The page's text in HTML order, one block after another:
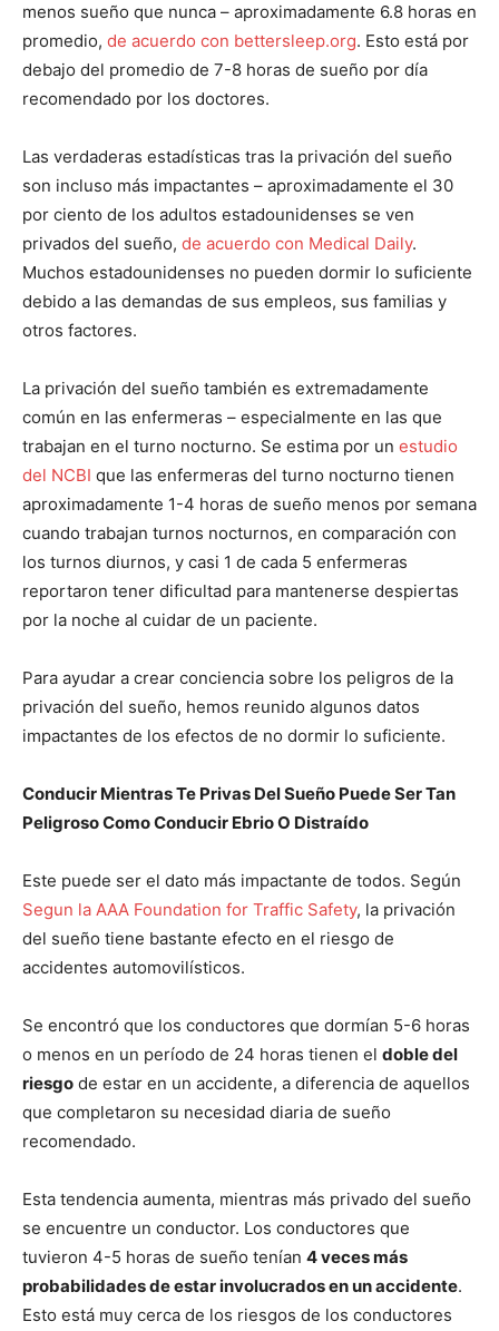
menos sueño que nunca – aproximadamente 6.8 horas en
promedio, de acuerdo con bettersleep.org. Esto está por
debajo del promedio de 7-8 horas de sueño por día
recomendado por los doctores.
Las verdaderas estadísticas tras la privación del sueño
son incluso más impactantes – aproximadamente el 30
por ciento de los adultos estadounidenses se ven
privados del sueño, de acuerdo con Medical Daily.
Muchos estadounidenses no pueden dormir lo suficiente
debido a las demandas de sus empleos, sus familias y
otros factores.
La privación del sueño también es extremadamente
común en las enfermeras – especialmente en las que
trabajan en el turno nocturno. Se estima por un estudio
del NCBI que las enfermeras del turno nocturno tienen
aproximadamente 1-4 horas de sueño menos por semana
cuando trabajan turnos nocturnos, en comparación con
los turnos diurnos, y casi 1 de cada 5 enfermeras
reportaron tener dificultad para mantenerse despiertas
por la noche al cuidar de un paciente.
Para ayudar a crear conciencia sobre los peligros de la
privación del sueño, hemos reunido algunos datos
impactantes de los efectos de no dormir lo suficiente.
Conducir Mientras Te Privas Del Sueño Puede Ser Tan
Peligroso Como Conducir Ebrio O Distraído
Este puede ser el dato más impactante de todos. Según
Segun la AAA Foundation for Traffic Safety, la privación
del sueño tiene bastante efecto en el riesgo de
accidentes automovilísticos.
Se encontró que los conductores que dormían 5-6 horas
o menos en un período de 24 horas tienen el doble del
riesgo de estar en un accidente, a diferencia de aquellos
que completaron su necesidad diaria de sueño
recomendado.
Esta tendencia aumenta, mientras más privado del sueño
se encuentre un conductor. Los conductores que
tuvieron 4-5 horas de sueño tenían 4 veces más
probabilidades de estar involucrados en un accidente.
Esto está muy cerca de los riesgos de los conductores